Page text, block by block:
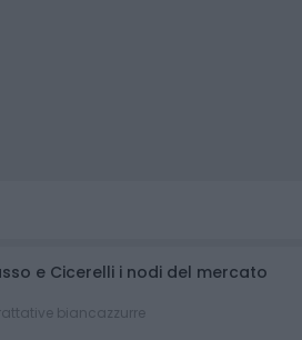
e Cicerelli i nodi del mercato
biancazzurre